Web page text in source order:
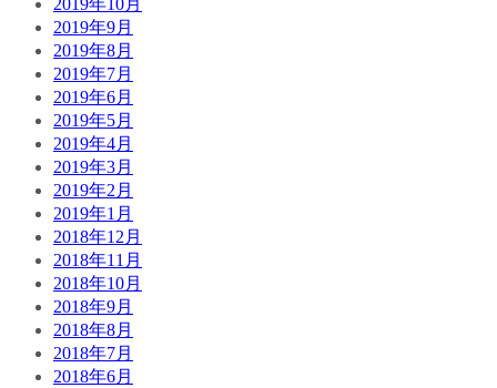
2019年10月
2019年9月
2019年8月
2019年7月
2019年6月
2019年5月
2019年4月
2019年3月
2019年2月
2019年1月
2018年12月
2018年11月
2018年10月
2018年9月
2018年8月
2018年7月
2018年6月